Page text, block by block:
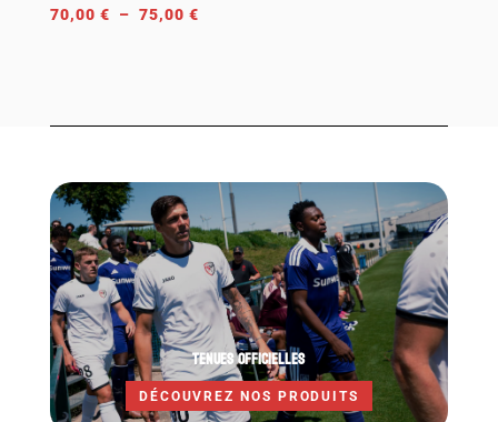
70,00 € – 75,00 €Plage
à
TENUES OFFICIELLES
DÉCOUVREZ NOS PRODUITS